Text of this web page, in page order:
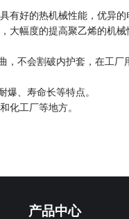
好的热机械性能，优异的
大幅度的提高聚乙烯的机械
不会割破内护套，在工厂
、寿命长等特点。
工厂等地方。
产品中心